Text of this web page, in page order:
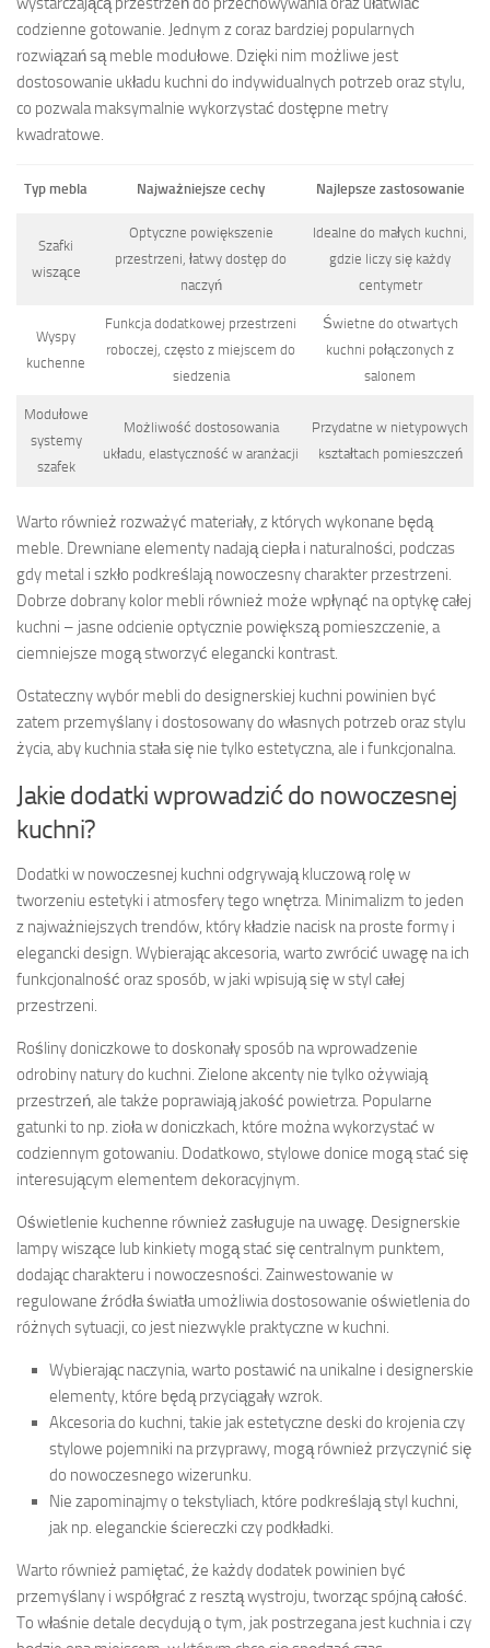
codzienne gotowanie. Jednym z coraz bardziej popularnych
rozwiązań są meble modułowe. Dzięki nim możliwe jest
dostosowanie układu kuchni do indywidualnych potrzeb oraz stylu,
co pozwala maksymalnie wykorzystać dostępne metry
kwadratowe.
Typ mebla Najważniejsze cechy Najlepsze zastosowanie
Szafki
wiszące
Optyczne powiększenie
przestrzeni, łatwy dostęp do
naczyń
Idealne do małych kuchni,
gdzie liczy się każdy
centymetr
Wyspy
kuchenne
Funkcja dodatkowej przestrzeni
roboczej, często z miejscem do
siedzenia
Świetne do otwartych
kuchni połączonych z
salonem
Modułowe
systemy
szafek
Możliwość dostosowania
układu, elastyczność w aranżacji
Przydatne w nietypowych
kształtach pomieszczeń
Warto również rozważyć materiały, z których wykonane będą
meble. Drewniane elementy nadają ciepła i naturalności, podczas
gdy metal i szkło podkreślają nowoczesny charakter przestrzeni.
Dobrze dobrany kolor mebli również może wpłynąć na optykę całej
kuchni – jasne odcienie optycznie powiększą pomieszczenie, a
ciemniejsze mogą stworzyć elegancki kontrast.
Ostateczny wybór mebli do designerskiej kuchni powinien być
zatem przemyślany i dostosowany do własnych potrzeb oraz stylu
życia, aby kuchnia stała się nie tylko estetyczna, ale i funkcjonalna.
Jakie dodatki wprowadzić do nowoczesnej
kuchni?
Dodatki w nowoczesnej kuchni odgrywają kluczową rolę w
tworzeniu estetyki i atmosfery tego wnętrza. Minimalizm to jeden
z najważniejszych trendów, który kładzie nacisk na proste formy i
elegancki design. Wybierając akcesoria, warto zwrócić uwagę na ich
funkcjonalność oraz sposób, w jaki wpisują się w styl całej
przestrzeni.
Rośliny doniczkowe to doskonały sposób na wprowadzenie
odrobiny natury do kuchni. Zielone akcenty nie tylko ożywiają
przestrzeń, ale także poprawiają jakość powietrza. Popularne
gatunki to np. zioła w doniczkach, które można wykorzystać w
codziennym gotowaniu. Dodatkowo, stylowe donice mogą stać się
interesującym elementem dekoracyjnym.
Oświetlenie kuchenne również zasługuje na uwagę. Designerskie
lampy wiszące lub kinkiety mogą stać się centralnym punktem,
dodając charakteru i nowoczesności. Zainwestowanie w
regulowane źródła światła umożliwia dostosowanie oświetlenia do
różnych sytuacji, co jest niezwykle praktyczne w kuchni.
Wybierając naczynia, warto postawić na unikalne i designerskie
elementy, które będą przyciągały wzrok.
Akcesoria do kuchni, takie jak estetyczne deski do krojenia czy
stylowe pojemniki na przyprawy, mogą również przyczynić się
do nowoczesnego wizerunku.
Nie zapominajmy o tekstyliach, które podkreślają styl kuchni,
jak np. eleganckie ściereczki czy podkładki.
Warto również pamiętać, że każdy dodatek powinien być
przemyślany i współgrać z resztą wystroju, tworząc spójną całość.
To właśnie detale decydują o tym, jak postrzegana jest kuchnia i czy